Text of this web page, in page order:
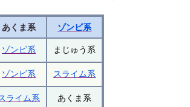
あくま系 ゾンビ系
ゾンビ系 まじゅう系
ゾンビ系 スライム系
ライム系 あくま系